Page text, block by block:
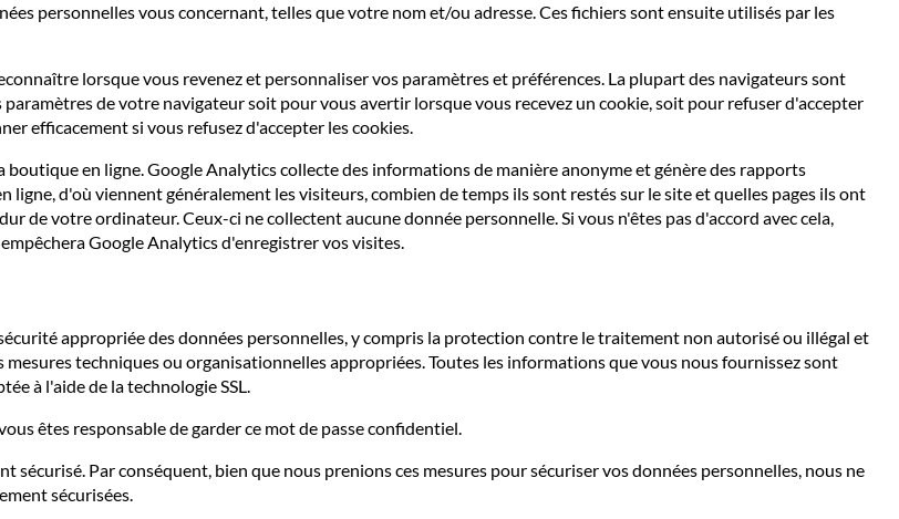
personnelles vous concernant, telles que votre nom et/ou adresse. Ces fichiers sont ensuite utilisés par les
lorsque vous revenez et personnaliser vos paramètres et préférences. La plupart des navigateurs sont
de votre navigateur soit pour vous avertir lorsque vous recevez un cookie, soit pour refuser d'accepter
efficacement si vous refusez d'accepter les cookies.
en ligne. Google Analytics collecte des informations de manière anonyme et génère des rapports
d'où viennent généralement les visiteurs, combien de temps ils sont restés sur le site et quelles pages ils ont
de votre ordinateur. Ceux-ci ne collectent aucune donnée personnelle. Si vous n'êtes pas d'accord avec cela,
Google Analytics d'enregistrer vos visites.
appropriée des données personnelles, y compris la protection contre le traitement non autorisé ou illégal et
techniques ou organisationnelles appropriées. Toutes les informations que vous nous fournissez sont
à l'aide de la technologie SSL.
êtes responsable de garder ce mot de passe confidentiel.
Par conséquent, bien que nous prenions ces mesures pour sécuriser vos données personnelles, nous ne
sécurisées.